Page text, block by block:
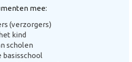
mee:
(verzorgers)
kind
scholen
basisschool